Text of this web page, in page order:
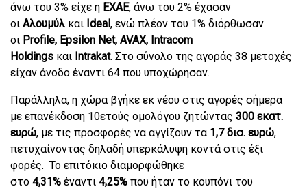
άνω του 3% είχε η ΕΧΑΕ, άνω του 2% έχασαν
οι Αλουμύλ και Ideal , ενώ πλέον του 1% διόρθωσαν
οι Profile, Epsilon Net, AVAX, Intracom
Holdings και Intrakat. Στο σύνολο της αγοράς 38 μετοχές
είχαν άνοδο έναντι 64 που υποχώρησαν.
Παράλληλα, η χώρα βγήκε εκ νέου στις αγορές σήμερα
με επανέκδοση 10ετούς ομολόγου ζητώντας 300 εκατ.
ευρώ, με τις προσφορές να αγγίζουν τα 1,7 δισ. ευρώ,
πετυχαίνοντας δηλαδή υπερκάλυψη κοντά στις έξι
φορές. Το επιτόκιο διαμορφώθηκε
στο 4,31% έναντι 4,25% που ήταν το κουπόνι του